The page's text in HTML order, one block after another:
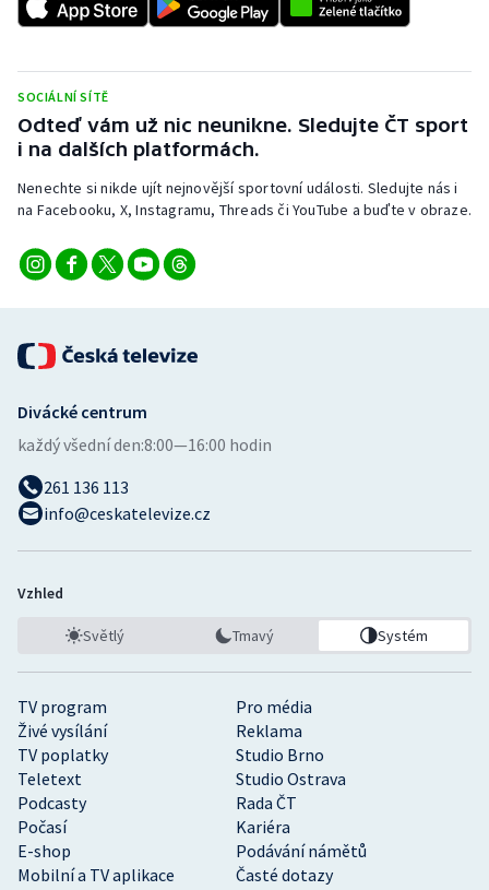
SOCIÁLNÍ SÍTĚ
Odteď vám už nic neunikne. Sledujte ČT sport
i na dalších platformách.
Nenechte si nikde ujít nejnovější sportovní události. Sledujte nás i
na Facebooku, X, Instagramu, Threads či YouTube a buďte v obraze.
TV program
Pro média
Živé vysílání
Reklama
TV poplatky
Studio Brno
Teletext
Studio Ostrava
Podcasty
Rada ČT
Počasí
Kariéra
E-shop
Podávání námětů
Mobilní a TV aplikace
Časté dotazy
Divácké centrum
každý všední den:8:00—16:00 hodin
261 136 113
info@ceskatelevize.cz
Vzhled
Světlý Tmavý Systém